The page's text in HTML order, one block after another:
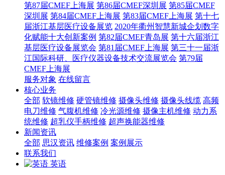
第87届CMEF上海展 第86届CMEF深圳展 第85届CMEF
深圳展 第84届CMEF上海展 第83届CMEF上海展 第十七
届浙江基层医疗设备展览 2020年衢州智慧新城企划数字
化赋能十大创新案例 第82届CMEF青岛展 第十六届浙江
基层医疗设备展览会 第81届CMEF上海展 第三十一届浙
江国际科研、医疗仪器设备技术交流展览会 第79届
CMEF上海展
服务对象 在线留言
核心业务
全部 软镜维修 硬管镜维修 摄像头维修 摄像头线缆 高频
电刀维修 气腹机维修 冷光源维修 摄像主机维修 动力系
统维修 超乳仪手柄维修 超声换能器维修
新闻资讯
全部 思汉资讯 维修案例 案例展示
联系我们
英语